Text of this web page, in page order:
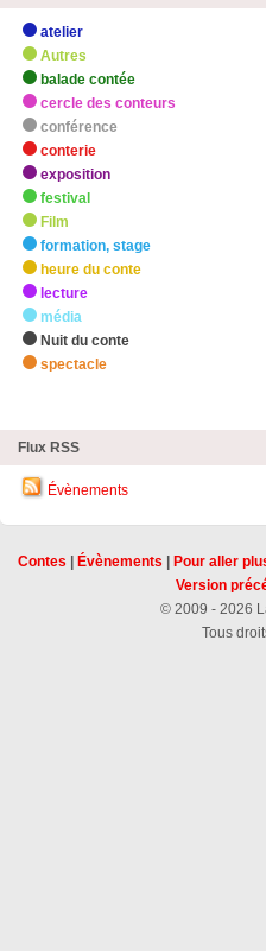
atelier
Autres
balade contée
cercle des conteurs
conférence
conterie
exposition
festival
Film
formation, stage
heure du conte
lecture
média
Nuit du conte
spectacle
Flux RSS
Évènements
Contes Évènements Pour aller
Version
© 2009 - 2026
Tous